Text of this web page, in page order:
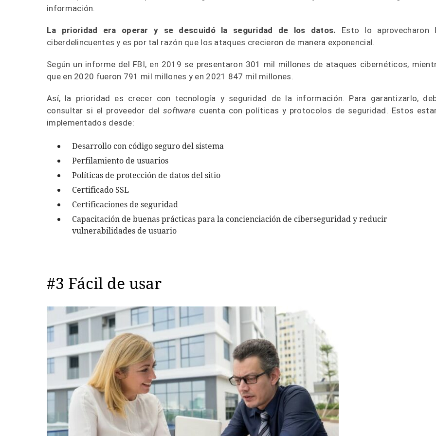
información.
La prioridad era operar y se descuidó la seguridad de los datos. Esto lo aprovecharon
ciberdelincuentes y es por tal razón que los ataques crecieron de manera exponencial.
Según un informe del FBI, en 2019 se presentaron 301 mil millones de ataques cibernéticos,
que en 2020 fueron 791 mil millones y en 2021 847 mil millones.
Así, la prioridad es crecer con tecnología y seguridad de la información. Para garantizarlo,
consultar si el proveedor delsoftware cuenta con políticas y protocolos de seguridad. Estos
implementados desde:
Desarrollo con código seguro del sistema
Perfilamiento de usuarios
Políticas de protección de datos del sitio
Certificado SSL
Certificaciones de seguridad
Capacitación de buenas prácticas para la concienciación de ciberseguridad y reducir
vulnerabilidades de usuario
#3 Fácil de usar